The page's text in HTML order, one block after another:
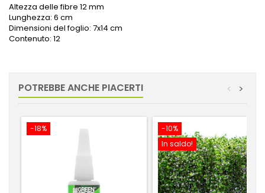
Altezza delle fibre 12 mm
Lunghezza: 6 cm
Dimensioni del foglio: 7x14 cm
Contenuto: 12
POTREBBE ANCHE PIACERTI >
<
-18%
-10%
In saldo!